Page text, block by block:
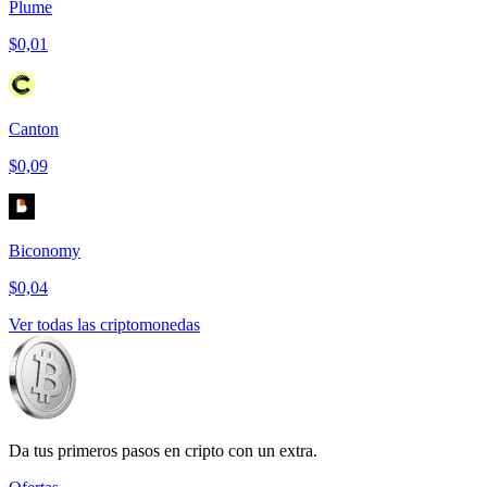
Plume
$0,01
Canton
$0,09
Biconomy
$0,04
Ver todas las criptomonedas
Da tus primeros pasos en cripto con un extra.